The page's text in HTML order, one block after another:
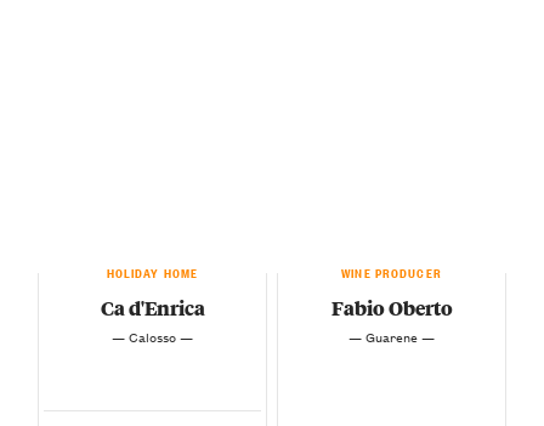
HOLIDAY HOME
Ca d'Enrica
— Calosso —
WINE PRODUCER
Fabio Oberto
— Guarene —